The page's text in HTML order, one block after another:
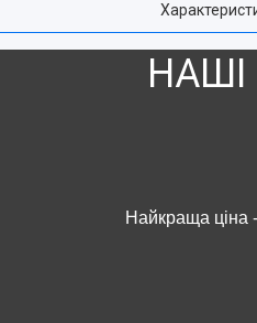
НАШІ
Найкраща ціна